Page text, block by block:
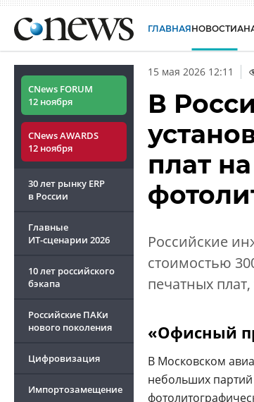
ГЛАВНАЯНОВОСТИ
CNews FORUM
12 ноября
CNews AWARDS
12 ноября
30 лет рынку ERP
в России
Главные
ИТ-сценарии 2026
10 лет российского
бэкапа
Российские ПАКи
нового поколения
Цифровизация
Импортозамещение
15 мая 2026 12:11
В
плат
Российские
стоимостью
печатных
«Офисный
В Московском
небольших